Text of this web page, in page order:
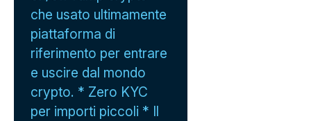
che usato ultimamente
piattaforma di
riferimento per entrare
e uscire dal mondo
crypto. * Zero KYC
per importi piccoli * Il